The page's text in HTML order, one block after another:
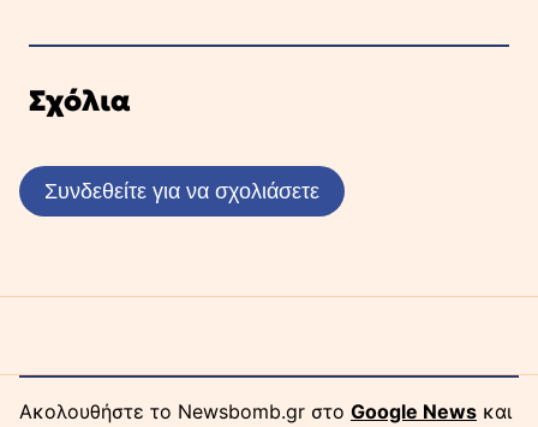
Σχόλια
Συνδεθείτε για να σχολιάσετε
Ακολουθήστε το Newsbomb.gr στο Google News και